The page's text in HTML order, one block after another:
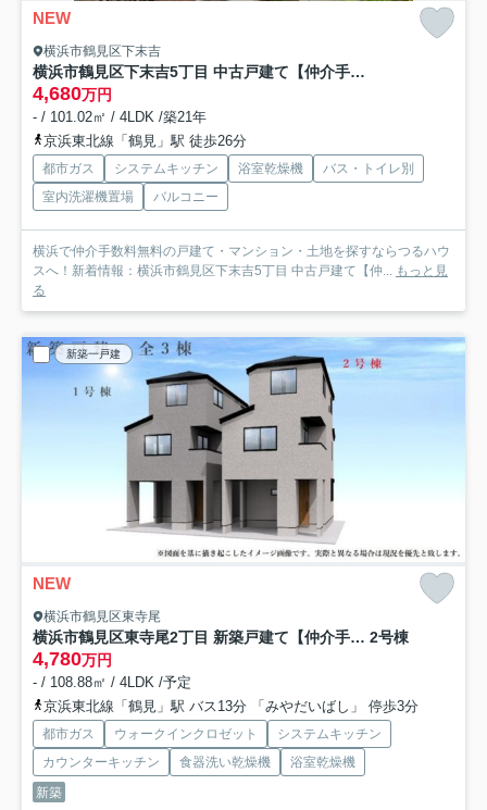
NEW
横浜市鶴見区下末吉
横浜市鶴見区下末吉5丁目 中古戸建て【仲介手数料無料】
4,680万円
- / 101.02㎡ / 4LDK /築21年
京浜東北線「鶴見」駅 徒歩26分
都市ガス システムキッチン 浴室乾燥機
バス・トイレ別
室内洗濯機置場
バルコニー
横浜で仲介手数料無料の戸建て・マンション・土地を探すならつるハウ
スへ！新着情報：横浜市鶴見区下末吉5丁目 中古戸建て【仲... もっと見
る
新築一戸建
NEW
横浜市鶴見区東寺尾
横浜市鶴見区東寺尾2丁目 新築戸建て【仲介手数料無料】 2号棟
4,780万円
- / 108.88㎡ / 4LDK /予定
京浜東北線「鶴見」駅 バス13分 「みやだいばし」 停歩3分
都市ガス ウォークインクロゼット
システムキッチン
カウンターキッチン
食器洗い乾燥機
浴室乾燥機
新築